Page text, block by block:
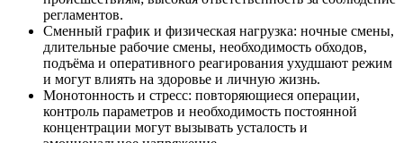
регламентов.
Сменный график и физическая нагрузка: ночные смены,
длительные рабочие смены, необходимость обходов,
подъёма и оперативного реагирования ухудшают режим
и могут влиять на здоровье и личную жизнь.
Монотонность и стресс: повторяющиеся операции,
контроль параметров и необходимость постоянной
концентрации могут вызывать усталость и